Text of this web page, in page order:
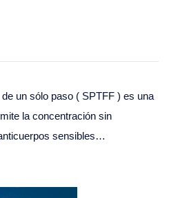
un sólo paso ( SPTFF ) es una
la concentración sin
sensibles…